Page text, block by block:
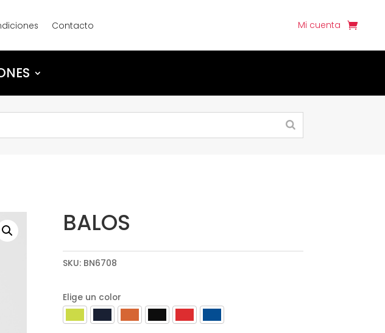
Contacto Mi cuenta
BALOS
SKU: BN6708
Elige un color